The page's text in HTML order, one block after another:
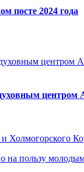
посте 2024 года
центром
Холмогорского